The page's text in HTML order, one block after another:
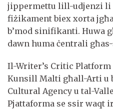
jippermettu lill-udjenzi li
fiżikament biex xorta
b’mod sinifikanti. Huwa
dawn huma ċentrali
Il-Writer’s Critic
Kunsill Malti għall-Arti u
Cultural Agency u tal-
Pjattaforma se ssir waqt